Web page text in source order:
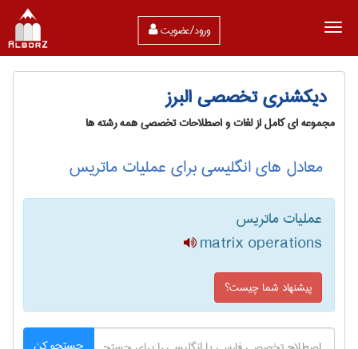
ورود/عضویت
دیکشنری تخصصی البرز
مجموعه ای کامل از لغات و اصطلاحات تخصصی همه رشته ها
معادل های انگلیسی برای عملیات ماتریس
عملیات ماتریس
matrix operations
پیشنهاد شما چیست؟